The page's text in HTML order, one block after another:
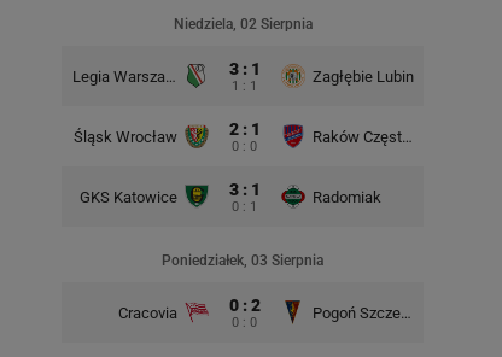
Niedziela, 02 Sierpnia
Legia Warszawa 3 : 1
1 : 1
Zagłębie Lubin
Śląsk Wrocław 2 : 1
0 : 0
Raków Częstochowa
GKS Katowice 3 : 1
0 : 1
Radomiak
Poniedziałek, 03 Sierpnia
Cracovia 0 : 2
0 : 0
Pogoń Szczecin